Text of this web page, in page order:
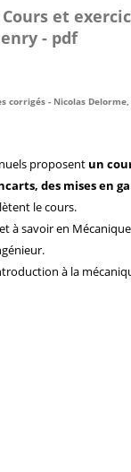
et
- pdf
corrigés - Nicolas
proposent un
des mises en
le cours.
à savoir en
à la